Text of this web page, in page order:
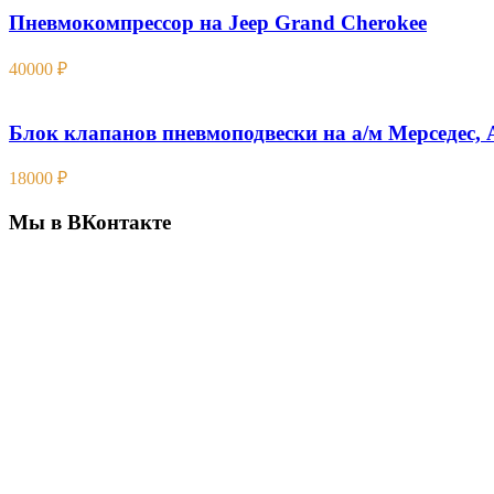
Пневмокомпрессор на Jeep Grand Cherokee
40000 ₽
Блок клапанов пневмоподвески на а/м Мерседес,
18000 ₽
Мы в ВКонтакте